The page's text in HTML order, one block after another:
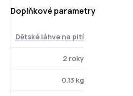
Doplňkové parametry
Dětské láhve na pití
2 roky
0.13 kg